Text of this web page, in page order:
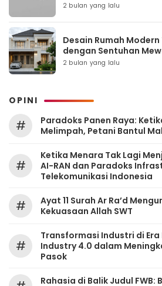
2 bulan yang lalu
Desain Rumah
dengan Sentuhan
2 bulan yang lalu
OPINI
#
Paradoks Panen Raya:
Melimpah, Petani Bantul
#
Ketika Menara Tak Lagi
AI-RAN dan Paradoks
Telekomunikasi Indonesia
#
Ayat 11 Surah Ar Ra’d
Kekuasaan Allah SWT
#
Transformasi Industri di
Industry 4.0 dalam
Pasok
Rahasia di Balik Judul FWB: